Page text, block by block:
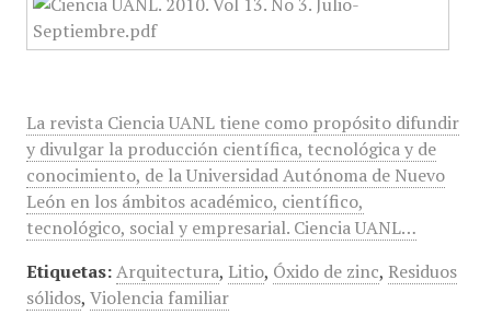
La revista Ciencia UANL tiene como propósito difundir
y divulgar la producción científica, tecnológica y de
conocimiento, de la Universidad Autónoma de Nuevo
León en los ámbitos académico, científico,
tecnológico, social y empresarial. Ciencia UANL…
Etiquetas: Arquitectura, Litio, Óxido de zinc, Residuos
sólidos, Violencia familiar